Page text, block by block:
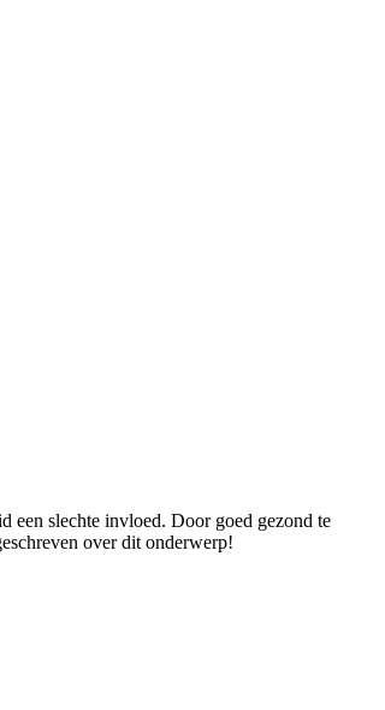
een slechte invloed. Door goed gezond te
over dit onderwerp!